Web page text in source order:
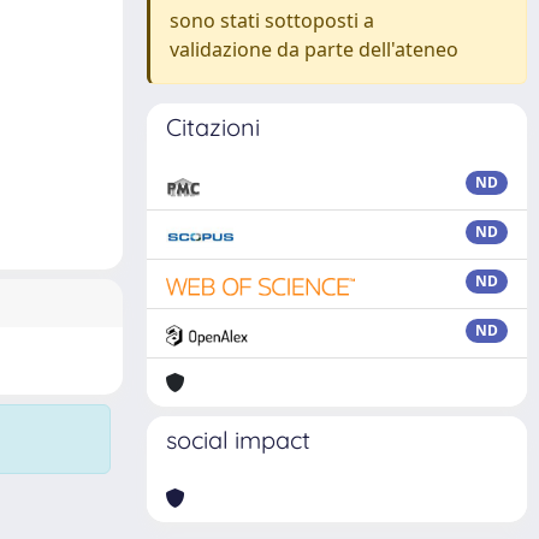
sono stati sottoposti a
validazione da parte dell'ateneo
Citazioni
ND
ND
ND
ND
social impact